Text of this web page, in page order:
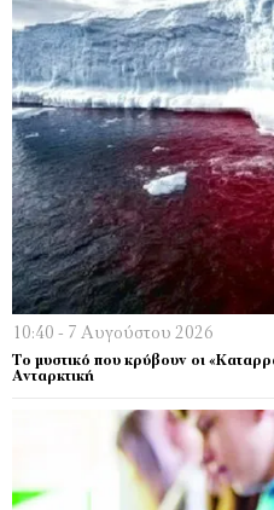
10:40 - 7 Αυγούστου 2026
Το μυστικό που κρύβουν οι
Ανταρκτική